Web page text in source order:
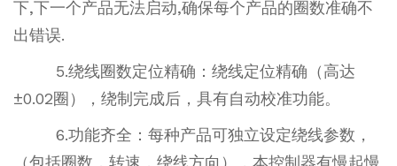
下,下一个产品无法启动,确保每个产品的圈数准确不
出错误.
5.绕线圈数定位精确：绕线定位精确（高达
±0.02圈），绕制完成后，具有自动校准功能。
6.功能齐全：每种产品可独立设定绕线参数，
（包括圈数，转速，绕线方向），本控制器有慢起慢